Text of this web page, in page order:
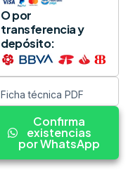
O por
transferencia y
depósito:
Ficha técnica PDF
Confirma
existencias
por WhatsApp